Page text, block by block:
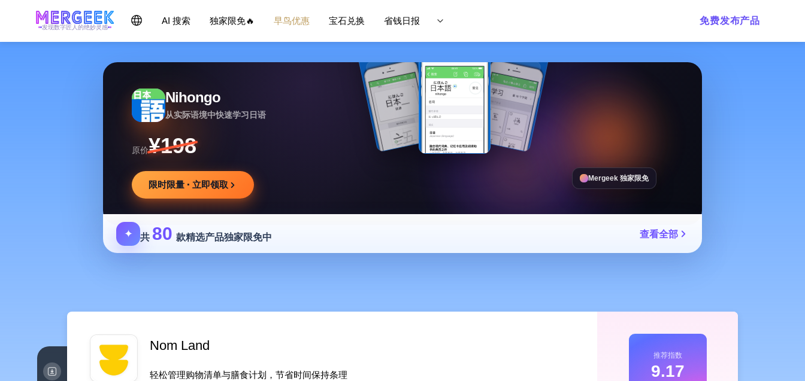
发现数字匠人的绝妙灵感
AI 搜索 独家限免🔥 早鸟优惠 宝石兑换 省钱日报 免费发布产品
Nihongo
从实际语境中快速学习日语
原价¥198
限时限量 · 立即领取
Mergeek 独家限免
✦ 共 80 款精选产品独家限免中 查看全部
Nom Land
轻松管理购物清单与膳食计划，节省时间保持条理
推荐指数
9.17